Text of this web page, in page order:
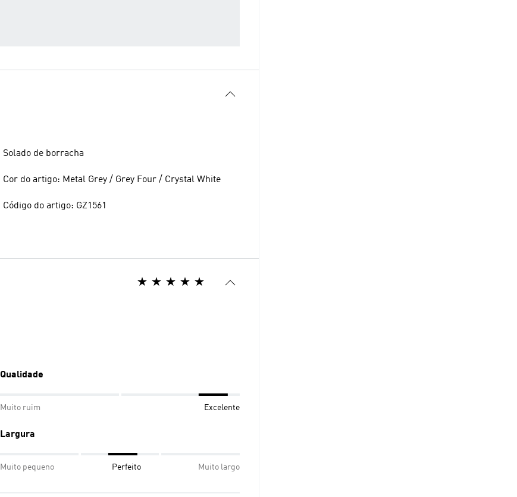
Solado de borracha
Cor do artigo: Metal Grey / Grey Four / Crystal White
Código do artigo: GZ1561
Qualidade
Muito ruim Excelente
Largura
Muito pequeno Perfeito Muito largo